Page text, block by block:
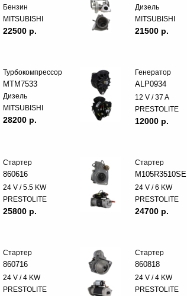
Бензин
MITSUBISHI
22500 p.
Дизель
MITSUBISHI
21500 p.
Турбокомпрессор
MTM7533
Дизель
MITSUBISHI
28200 p.
Генератор
ALP0934
12 V / 37 A
PRESTOLITE
12000 p.
Стартер
860616
24 V / 5.5 KW
PRESTOLITE
25800 p.
Стартер
M105R3510SE
24 V / 6 KW
PRESTOLITE
24700 p.
Стартер
860716
24 V / 4 KW
PRESTOLITE
Стартер
860818
24 V / 4 KW
PRESTOLITE